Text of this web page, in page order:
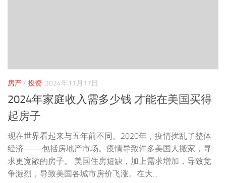
房产/ 投资 2024年11月17日
2024年家庭收入需多少钱 才能在美国买得
起房子
现在世界看起来与五年前不同。2020年，疫情扰乱了整体
经济——包括房地产市场。疫情导致许多美国人搬家，寻
求更宽敞的房子。 美国住房短缺，加上需求增加，导致竞
争激烈，导致美国各城市房价飞涨。在大...